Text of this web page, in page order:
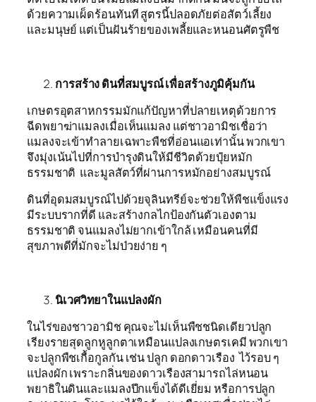
ด้วยความเผ็ดร้อนทันที สูตรนี้ปลอดภัยต่อสัตว์เลี้ยง
และมนุษย์ แต่เป็นฝันร้ายของเพลี้ยและหนอนศัตรูพืช
การสร้าง ดินที่สมบูรณ์ เพื่อสร้างภูมิคุ้มกัน
เกษตรอุตสาหกรรมมักแก้ปัญหาที่ปลายเหตุด้วยการ
ฉีดพยาฆ่าแมลงเมื่อเห็นแมลง แต่ชาวอามิชเชื่อว่า
แมลงจะเข้าทำลายเฉพาะพืชที่อ่อนแอเท่านั้น พวกเขา
จึงมุ่งเน้นไปที่การบำรุงดินให้มีชีวิตด้วยปุ๋ยหมัก
ธรรมชาติ และมูลสัตว์ที่ผ่านการหมักอย่างสมบูรณ์
ดินที่อุดมสมบูรณ์ไปด้วยจุลินทรีย์จะช่วยให้พืชแข็งแรง
มีระบบรากที่ดี และสร้างกลไกป้องกันตัวเองตาม
ธรรมชาติ จนแมลงไม่ยากเข้าใกล้ เหมือนคนที่มี
สุขภาพดีที่มักจะไม่ป่วยง่าย ๆ
นิเวศวิทยาในแปลงผัก
ในไร่ของชาวอามิช คุณจะไม่เห็นพืชชนิดเดียวปลูก
เรียงรายสุดลูกหูลูกตาเหมือนแปลงเกษตรเคมี พวกเขา
จะปลูกพืชเกื้อกูลกัน เช่น ปลูก ดอกดาวเรือง ไว้รอบ ๆ
แปลงผัก เพราะกลิ่นของดาวเรืองสามารถไล่หนอน
พยาธิในดินและแมลงปีกแข็งได้ดีเยี่ยม หรือการปลูก